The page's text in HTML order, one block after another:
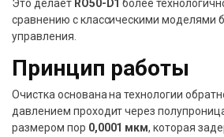
Это делает RO50-D1 более
сравнению с классическими моделями
управления.
Принцип работы
Очистка основана на технологии
давлением проходит через
размером пор 0,0001 мкм, которая